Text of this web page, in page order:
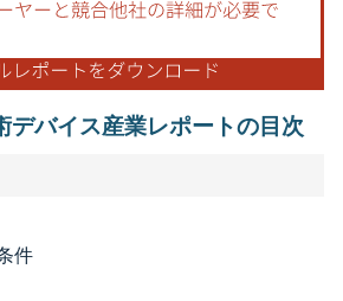
デバイス産業レポートの目次
件